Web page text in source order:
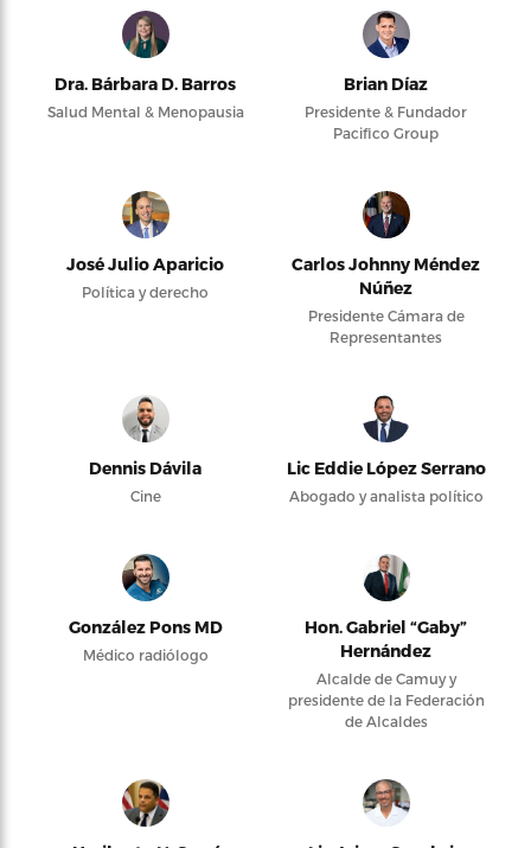
Dra. Bárbara D. Barros
Salud Mental & Menopausia
Brian Díaz
Presidente & Fundador
Pacifico Group
José Julio Aparicio
Política y derecho
Carlos Johnny Méndez
Núñez
Presidente Cámara de
Representantes
Dennis Dávila
Cine
Lic Eddie López Serrano
Abogado y analista político
González Pons MD
Médico radiólogo
Hon. Gabriel “Gaby”
Hernández
Alcalde de Camuy y
presidente de la Federación
de Alcaldes